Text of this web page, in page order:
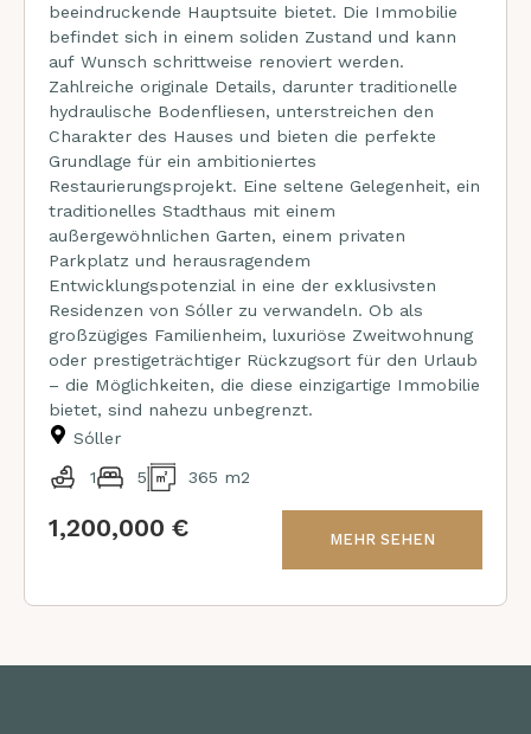
beeindruckende Hauptsuite bietet. Die Immobilie
befindet sich in einem soliden Zustand und kann
auf Wunsch schrittweise renoviert werden.
Zahlreiche originale Details, darunter traditionelle
hydraulische Bodenfliesen, unterstreichen den
Charakter des Hauses und bieten die perfekte
Grundlage für ein ambitioniertes
Restaurierungsprojekt. Eine seltene Gelegenheit, ein
traditionelles Stadthaus mit einem
außergewöhnlichen Garten, einem privaten
Parkplatz und herausragendem
Entwicklungspotenzial in eine der exklusivsten
Residenzen von Sóller zu verwandeln. Ob als
großzügiges Familienheim, luxuriöse Zweitwohnung
oder prestigeträchtiger Rückzugsort für den Urlaub
– die Möglichkeiten, die diese einzigartige Immobilie
bietet, sind nahezu unbegrenzt.
Sóller
1 5 365 m2
1,200,000 € MEHR SEHEN